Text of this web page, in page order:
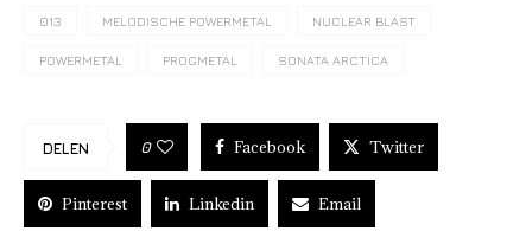
013 MELODISCHE POWERMETAL NUCLEAR BLAST
POWERMETAL PROGMETAL SONATA ARCTICA
DELEN 0 Facebook Twitter
Pinterest Linkedin Email